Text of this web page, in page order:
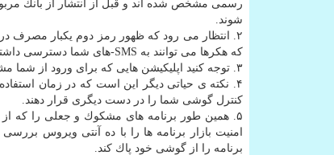
رسمی مشخص شده اند و قبل از انتشار از بانك
شوند.
۲. انتظار می رود كه ظهور رمز دوم یكبار مصرف
كه هكرها می توانند به SMS-های شما دسترسی داشته باشند؛ پس پس از استفاده از كدهای یكبار مصرف آنها را پاك كنید.
۳. توجه كنید اپلیكیشن هایی كه برای ورود از شما مشخصه های شخصی مانند اسكن چهره و یا اثر انگشت تان را می خواهند امن تر از بقیه هستند.
كنترل گوشی شما را در دست دیگری قرار دهند.
۵. همین طور برنامه های مشكوك و جعلی را كه از جانب سپر امنیت بازار اعلام می شوند پاك كنید تا امنیت
امنیت بازار برنامه ها را با ده آنتی ویروس
برنامه را از گوشی خود پاك كند.